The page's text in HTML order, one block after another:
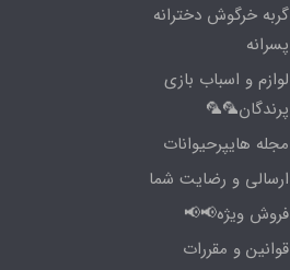
گربه خرگوش دخترانه
پسرانه
لوازم و اسباب بازی
پرندگان🦜🦜
مجله هایپرحیوانات
ارسالی و رضایت شما
فروش ویژه📢📢
قوانین و مقررات